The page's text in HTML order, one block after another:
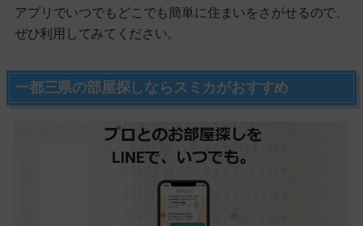
アプリでいつでもどこでも簡単に住まいをさがせるので、
ぜひ利用してみてください。
一都三県の部屋探しならスミカがおすすめ